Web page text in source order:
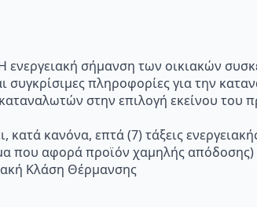
σήμανση των οικιακών
συγκρίσιμες πληροφορίες για την
στην επιλογή εκείνου του
κατά κανόνα, επτά (7) τάξεις
που αφορά προϊόν χαμηλής
Κλάση Θέρμανσης